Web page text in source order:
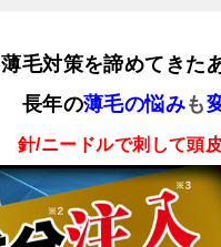
薄毛対策を諦めてきた
長年の薄毛の悩みも
針/ニードルで刺して頭